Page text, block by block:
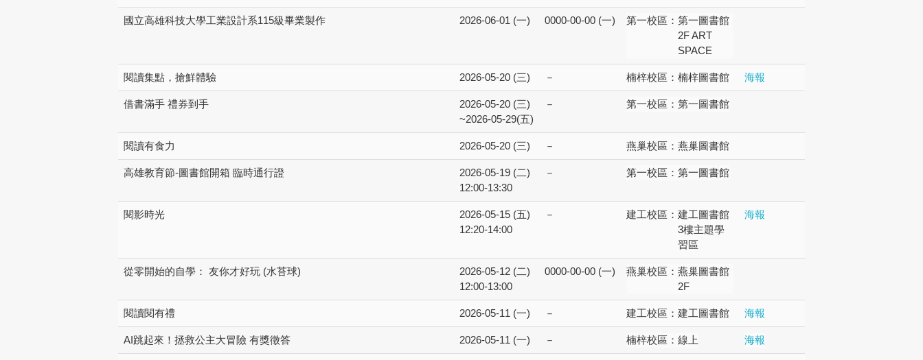
國立高雄科技大學工業設計系115級畢業製作 2026-06-01 (一) 0000-00-00 (一) 第一校區： 第一圖書館
2F ART
SPACE
閱讀集點，搶鮮體驗 2026-05-20 (三) － 楠梓校區： 楠梓圖書館 海報
借書滿手 禮券到手
2026-05-20 (三)
~2026-05-29(五)
－ 第一校區： 第一圖書館
閱讀有食力 2026-05-20 (三) － 燕巢校區： 燕巢圖書館
高雄教育節-圖書館開箱 臨時通行證
2026-05-19 (二)
12:00-13:30
－ 第一校區： 第一圖書館
閱影時光
2026-05-15 (五)
12:20-14:00
－ 建工校區： 建工圖書館
3樓主題學
習區
海報
從零開始的自學： 友你才好玩 (水苔球)
2026-05-12 (二)
12:00-13:00
0000-00-00 (一) 燕巢校區： 燕巢圖書館
2F
閱讀閱有禮 2026-05-11 (一) － 建工校區： 建工圖書館 海報
AI跳起來！拯救公主大冒險 有獎徵答 2026-05-11 (一) － 楠梓校區： 線上 海報